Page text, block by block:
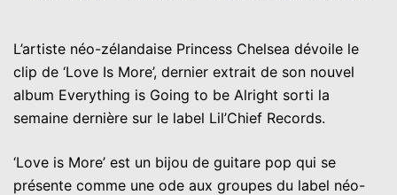
L’artiste néo-zélandaise Princess Chelsea dévoile le
clip de ‘Love Is More’, dernier extrait de son nouvel
album Everything is Going to be Alright sorti la
semaine dernière sur le label Lil’Chief Records.
‘Love is More’ est un bijou de guitare pop qui se
présente comme une ode aux groupes du label néo-